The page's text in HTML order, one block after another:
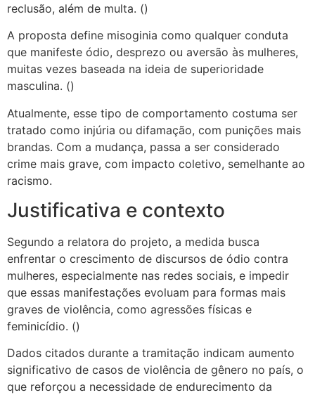
reclusão, além de multa. ()
A proposta define misoginia como qualquer conduta
que manifeste ódio, desprezo ou aversão às mulheres,
muitas vezes baseada na ideia de superioridade
masculina. ()
Atualmente, esse tipo de comportamento costuma ser
tratado como injúria ou difamação, com punições mais
brandas. Com a mudança, passa a ser considerado
crime mais grave, com impacto coletivo, semelhante ao
racismo.
Justificativa e contexto
Segundo a relatora do projeto, a medida busca
enfrentar o crescimento de discursos de ódio contra
mulheres, especialmente nas redes sociais, e impedir
que essas manifestações evoluam para formas mais
graves de violência, como agressões físicas e
feminicídio. ()
Dados citados durante a tramitação indicam aumento
significativo de casos de violência de gênero no país, o
que reforçou a necessidade de endurecimento da